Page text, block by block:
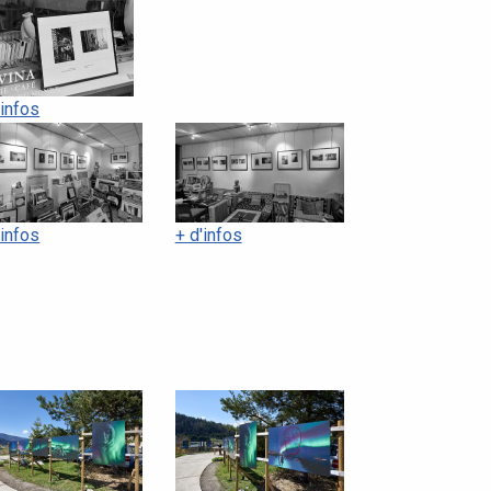
+ d'infos